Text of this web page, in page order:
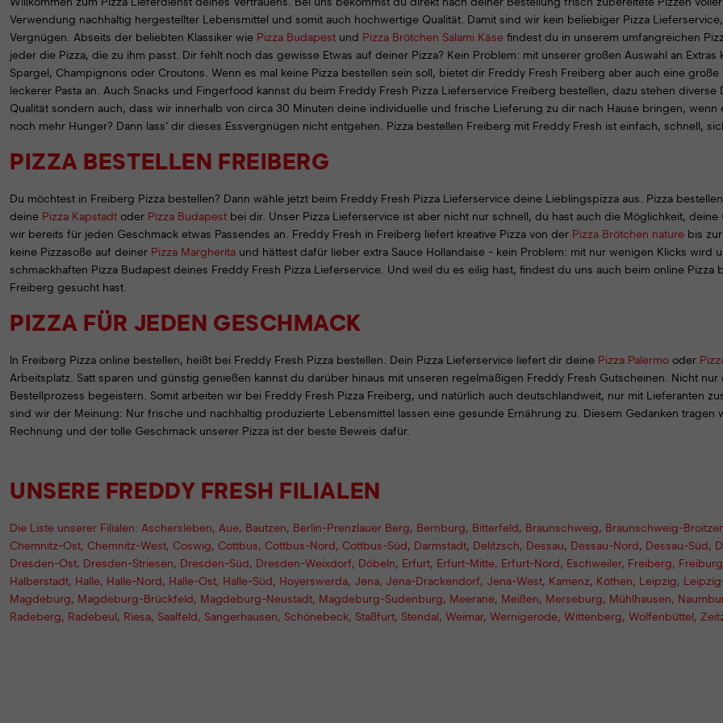
Willkommen zum Pizza Lieferdienst deines Vertrauens. Bei uns bekommst du direkt nach deiner Bestellung frisch zubereitete Pizzen
Verwendung nachhaltig hergestellter Lebensmittel und somit auch hochwertige Qualität. Damit sind wir kein beliebiger Pizza
Vergnügen. Abseits der beliebten Klassiker wie Pizza Budapest und Pizza Brötchen Salami Käse findest du in unserem umfangreichen
jeder die Pizza, die zu ihm passt. Dir fehlt noch das gewisse Etwas auf deiner Pizza? Kein Problem: mit unserer großen Auswahl an
Spargel, Champignons oder Croutons. Wenn es mal keine Pizza bestellen sein soll, bietet dir Freddy Fresh Freiberg aber auch eine
leckerer Pasta an. Auch Snacks und Fingerfood kannst du beim Freddy Fresh Pizza Lieferservice Freiberg bestellen, dazu stehen
Qualität sondern auch, dass wir innerhalb von circa 30 Minuten deine individuelle und frische Lieferung zu dir nach Hause bringen,
noch mehr Hunger? Dann lass' dir dieses Essvergnügen nicht entgehen. Pizza bestellen Freiberg mit Freddy Fresh ist einfach, schnell,
PIZZA BESTELLEN FREIBERG
Du möchtest in Freiberg Pizza bestellen? Dann wähle jetzt beim Freddy Fresh Pizza Lieferservice deine Lieblingspizza aus. Pizza
deine Pizza Kapstadt oder Pizza Budapest bei dir. Unser Pizza Lieferservice ist aber nicht nur schnell, du hast auch die Möglichkeit,
wir bereits für jeden Geschmack etwas Passendes an. Freddy Fresh in Freiberg liefert kreative Pizza von der Pizza Brötchen nature bis zur
keine Pizzasoße auf deiner Pizza Margherita und hättest dafür lieber extra Sauce Hollandaise - kein Problem: mit nur wenigen Klicks wird
schmackhaften Pizza Budapest deines Freddy Fresh Pizza Lieferservice. Und weil du es eilig hast, findest du uns auch beim online
Freiberg gesucht hast.
PIZZA FÜR JEDEN GESCHMACK
In Freiberg Pizza online bestellen, heißt bei Freddy Fresh Pizza bestellen. Dein Pizza Lieferservice liefert dir deine Pizza Palermo oder
Arbeitsplatz. Satt sparen und günstig genießen kannst du darüber hinaus mit unseren regelmäßigen Freddy Fresh Gutscheinen. Nicht
Bestellprozess begeistern. Somit arbeiten wir bei Freddy Fresh Pizza Freiberg, und natürlich auch deutschlandweit, nur mit Lieferanten
sind wir der Meinung: Nur frische und nachhaltig produzierte Lebensmittel lassen eine gesunde Ernährung zu. Diesem Gedanken
Rechnung und der tolle Geschmack unserer Pizza ist der beste Beweis dafür.
UNSERE FREDDY FRESH FILIALEN
Die Liste unserer Filialen: Aschersleben, Aue, Bautzen, Berlin-Prenzlauer Berg, Bernburg, Bitterfeld , Braunschweig, Braunschweig-
Chemnitz-Ost, Chemnitz-West, Coswig, Cottbus, Cottbus-Nord , Cottbus-Süd , Darmstadt, Delitzsch, Dessau, Dessau-Nord , Dessau-Süd ,
Dresden-Ost, Dresden-Striesen, Dresden-Süd , Dresden-Weixdorf, Döbeln, Erfurt, Erfurt-Mitte, Erfurt-Nord , Eschweiler, Freiberg, Freiburg
Halberstadt, Halle, Halle-Nord , Halle-Ost, Halle-Süd , Hoyerswerda, Jena, Jena-Drackendorf, Jena-West, Kamenz, Köthen, Leipzig,
Magdeburg, Magdeburg-Brückfeld , Magdeburg-Neustadt, Magdeburg-Sudenburg, Meerane, Meißen, Merseburg, Mühlhausen,
Radeberg, Radebeul , Riesa, Saalfeld , Sangerhausen, Schönebeck, Staßfurt, Stendal , Weimar, Wernigerode, Wittenberg, Wolfenbüttel ,